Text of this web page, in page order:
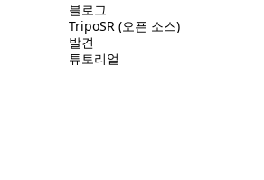
블로그
TripoSR (오픈 소스)
발견
튜토리얼